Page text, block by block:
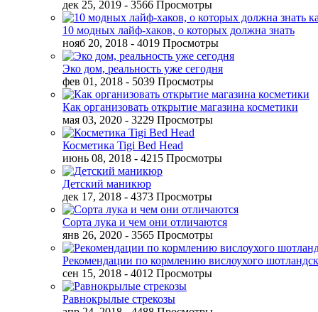
дек 25, 2019 - 3566 Просмотры
10 модных лайф-хаков, о которых должна знать
нояб 20, 2018 - 4019 Просмотры
Эко дом, реальность уже сегодня
фев 01, 2018 - 5039 Просмотры
Как организовать открытие магазина косметики
мая 03, 2020 - 3229 Просмотры
Косметика Tigi Bed Head
июнь 08, 2018 - 4215 Просмотры
Детский маникюр
дек 17, 2018 - 4373 Просмотры
Сорта лука и чем они отличаются
янв 26, 2020 - 3565 Просмотры
Рекомендации по кормлению вислоухого
сен 15, 2018 - 4012 Просмотры
Равнокрылые стрекозы